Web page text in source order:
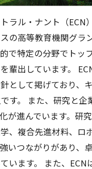
ラル・ナント（ECN
の高等教育機関グラ
で特定の分野でトッ
輩出しています。
として掲げており、
す。 また、研究と企
が進んでいます。研
、複合先進材料、ロ
いつながりがあり、
います。 また、ECN